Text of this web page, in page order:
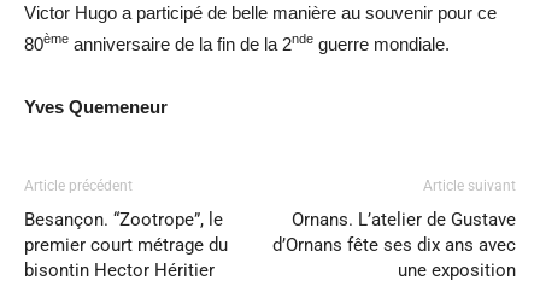
Victor Hugo a participé de belle manière au souvenir pour ce
80ème anniversaire de la fin de la 2nde guerre mondiale.
Yves Quemeneur
Article précédent
Besançon. “Zootrope”, le
premier court métrage du
bisontin Hector Héritier
Article suivant
Ornans. L’atelier de Gustave
d’Ornans fête ses dix ans avec
une exposition